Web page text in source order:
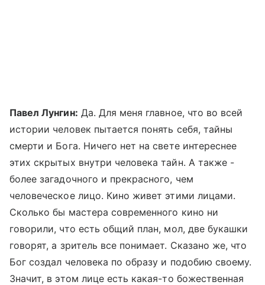
Павел Лунгин: Да. Для меня главное, что во всей
истории человек пытается понять себя, тайны
смерти и Бога. Ничего нет на свете интереснее
этих скрытых внутри человека тайн. А также -
более загадочного и прекрасного, чем
человеческое лицо. Кино живет этими лицами.
Сколько бы мастера современного кино ни
говорили, что есть общий план, мол, две букашки
говорят, а зритель все понимает. Сказано же, что
Бог создал человека по образу и подобию своему.
Значит, в этом лице есть какая-то божественная